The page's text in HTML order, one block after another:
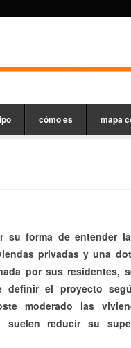
cómo es mapa
su forma de entender
privadas y una
por sus residentes,
el proyecto
moderado las
suelen reducir su